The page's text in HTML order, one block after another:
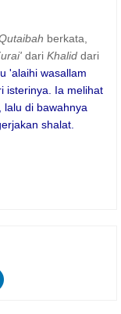
berkata,
dari Khalid dari
'alaihi wasallam
isterinya. Ia melihat
di bawahnya
shalat.